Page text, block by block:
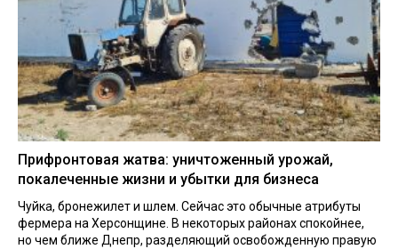
Прифронтовая жатва: уничтоженный урожай,
покалеченные жизни и убытки для бизнеса
Чуйка, бронежилет и шлем. Сейчас это обычные атрибуты
фермера на Херсонщине. В некоторых районах спокойнее,
но чем ближе Днепр, разделяющий освобожденную правую